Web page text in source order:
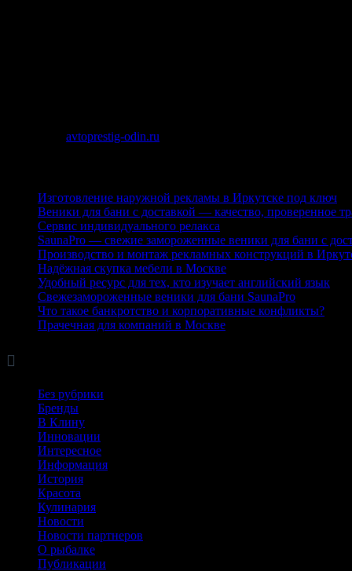
avtoprestig-odin.ru
Изготовление наружной рекламы в Иркутске под ключ
Веники для бани с доставкой — качество, проверенное
Сервис индивидуального релакса
SaunaPro — свежие замороженные веники для бани с
Производство и монтаж рекламных конструкций в
Надёжная скупка мебели в Москве
Удобный ресурс для тех, кто изучает английский язык
Свежезамороженные веники для бани SaunaPro
Что такое банкротство и корпоративные конфликты?
Прачечная для компаний в Москве

Без рубрики
Бренды
В Клину
Инновации
Интересное
Информация
История
Красота
Кулинария
Новости
Новости партнеров
О рыбалке
Публикации